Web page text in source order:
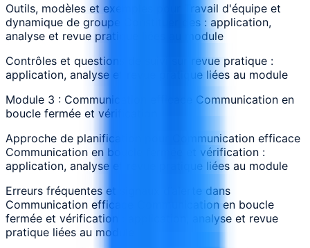
Outils, modèles et exemples pour Travail d'équipe et
dynamique de groupe Constituer des : application,
analyse et revue pratique liées au module
Contrôles et questions de suivi sur revue pratique :
application, analyse et revue pratique liées au module
Module 3 : Communication efficace Communication en
boucle fermée et vérification
Approche de planification pour Communication efficace
Communication en boucle fermée et vérification :
application, analyse et revue pratique liées au module
Erreurs fréquentes et signaux d’alerte dans
Communication efficace Communication en boucle
fermée et vérification : application, analyse et revue
pratique liées au module